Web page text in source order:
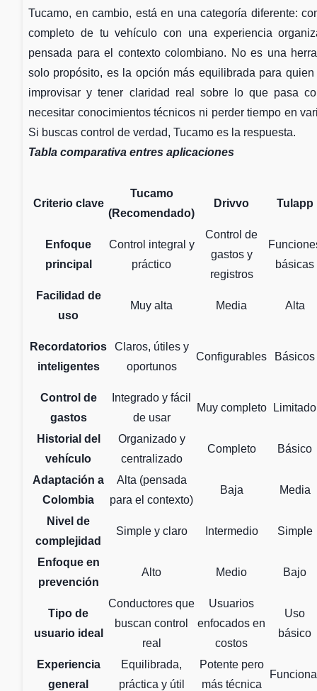
Tucamo, en cambio, está en una categoría diferente:
completo de tu vehículo con una experiencia
pensada para el contexto colombiano. No es una
solo propósito, es la opción más equilibrada para
improvisar y tener claridad real sobre lo que pasa
necesitar conocimientos técnicos ni perder tiempo en
Si buscas control de verdad, Tucamo es la respuesta.
Tabla comparativa entres aplicaciones
Criterio clave
Tucamo
(Recomendado)
Drivvo Tulapp
Enfoque
principal
Control integral y
práctico
Control de
gastos y
registros
básicas
Facilidad de
uso
Muy alta Media Alta
Recordatorios
inteligentes
Claros, útiles y
oportunos
Configurables Básicos
Control de
gastos
Integrado y fácil
de usar
Muy completo Limitado
Historial del
vehículo
Organizado y
centralizado
Completo Básico
Adaptación a
Colombia
Alta (pensada
para el contexto)
Baja Media
Nivel de
complejidad
Simple y claro Intermedio Simple
Enfoque en
prevención
Alto Medio Bajo
Tipo de
usuario ideal
Conductores que
buscan control
real
Usuarios
enfocados en
costos
Uso
básico
Experiencia
general
Equilibrada,
práctica y útil
Potente pero
más técnica